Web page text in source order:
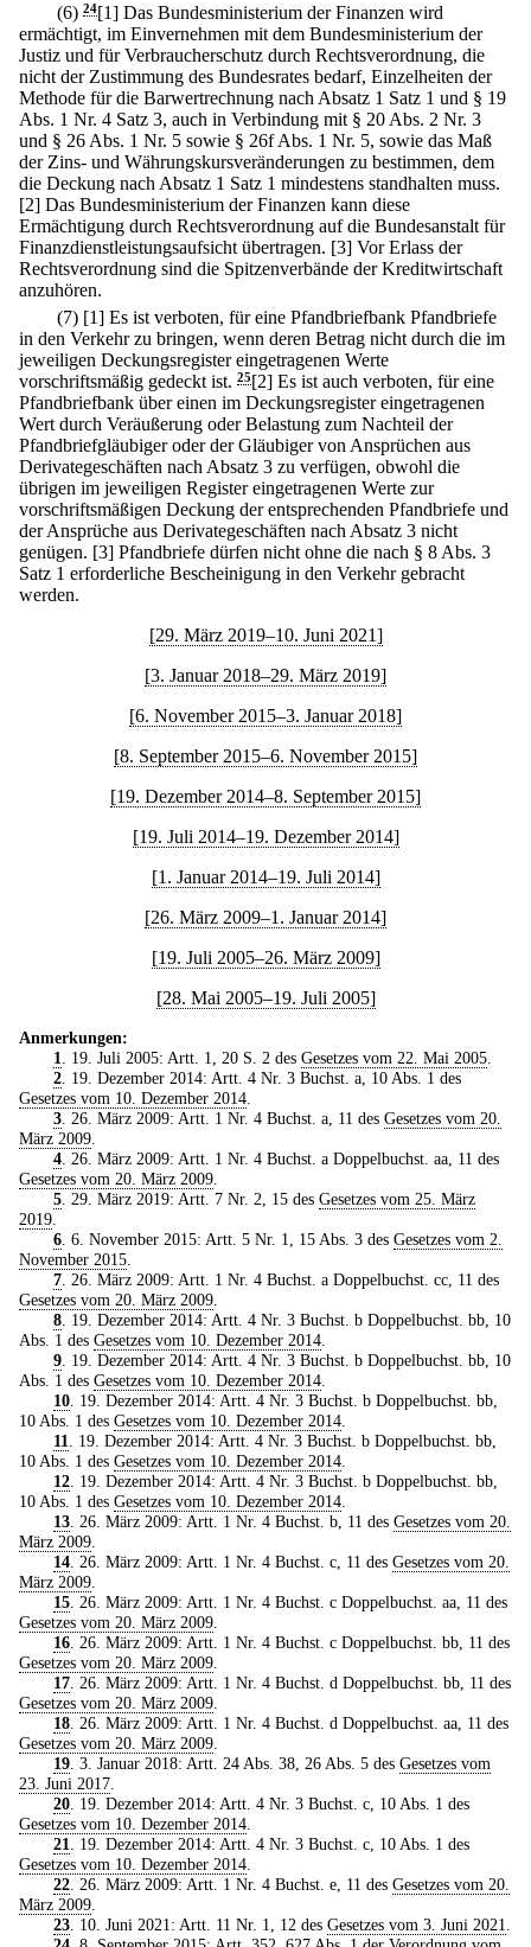
(6) 24[1] Das Bundesministerium der Finanzen wird
ermächtigt, im Einvernehmen mit dem Bundesministerium der
Justiz und für Verbraucherschutz durch Rechtsverordnung, die
nicht der Zustimmung des Bundesrates bedarf, Einzelheiten der
Methode für die Barwertrechnung nach Absatz 1 Satz 1 und § 19
Abs. 1 Nr. 4 Satz 3, auch in Verbindung mit § 20 Abs. 2 Nr. 3
und § 26 Abs. 1 Nr. 5 sowie § 26f Abs. 1 Nr. 5, sowie das Maß
der Zins- und Währungskursveränderungen zu bestimmen, dem
die Deckung nach Absatz 1 Satz 1 mindestens standhalten muss.
[2] Das Bundesministerium der Finanzen kann diese
Ermächtigung durch Rechtsverordnung auf die Bundesanstalt für
Finanzdienstleistungsaufsicht übertragen. [3] Vor Erlass der
Rechtsverordnung sind die Spitzenverbände der Kreditwirtschaft
anzuhören.
(7) [1] Es ist verboten, für eine Pfandbriefbank Pfandbriefe
in den Verkehr zu bringen, wenn deren Betrag nicht durch die im
jeweiligen Deckungsregister eingetragenen Werte
vorschriftsmäßig gedeckt ist. 25[2] Es ist auch verboten, für eine
Pfandbriefbank über einen im Deckungsregister eingetragenen
Wert durch Veräußerung oder Belastung zum Nachteil der
Pfandbriefgläubiger oder der Gläubiger von Ansprüchen aus
Derivategeschäften nach Absatz 3 zu verfügen, obwohl die
übrigen im jeweiligen Register eingetragenen Werte zur
vorschriftsmäßigen Deckung der entsprechenden Pfandbriefe und
der Ansprüche aus Derivategeschäften nach Absatz 3 nicht
genügen. [3] Pfandbriefe dürfen nicht ohne die nach § 8 Abs. 3
Satz 1 erforderliche Bescheinigung in den Verkehr gebracht
werden.
[29. März 2019–10. Juni 2021]
[3. Januar 2018–29. März 2019]
[6. November 2015–3. Januar 2018]
[8. September 2015–6. November 2015]
[19. Dezember 2014–8. September 2015]
[19. Juli 2014–19. Dezember 2014]
[1. Januar 2014–19. Juli 2014]
[26. März 2009–1. Januar 2014]
[19. Juli 2005–26. März 2009]
[28. Mai 2005–19. Juli 2005]
Anmerkungen:
1
. 19. Juli 2005: Artt. 1, 20 S. 2 des Gesetzes vom 22. Mai 2005.
2. 19. Dezember 2014: Artt. 4 Nr. 3 Buchst. a, 10 Abs. 1 des
Gesetzes vom 10. Dezember 2014
3. 26. März 2009: Artt. 1 Nr. 4 Buchst. a, 11 des Gesetzes vom 20.
März 2009
4. 26. März 2009: Artt. 1 Nr. 4 Buchst. a Doppelbuchst. aa, 11 des
Gesetzes vom 20. März 2009
5. 29. März 2019: Artt. 7 Nr. 2, 15 des Gesetzes vom 25. März
2019
6. 6. November 2015: Artt. 5 Nr. 1, 15 Abs. 3 des Gesetzes vom 2.
November 2015
7. 26. März 2009: Artt. 1 Nr. 4 Buchst. a Doppelbuchst. cc, 11 des
Gesetzes vom 20. März 2009
8. 19. Dezember 2014: Artt. 4 Nr. 3 Buchst. b Doppelbuchst. bb, 10
Abs. 1 des Gesetzes vom 10. Dezember 2014
9. 19. Dezember 2014: Artt. 4 Nr. 3 Buchst. b Doppelbuchst. bb, 10
Abs. 1 des Gesetzes vom 10. Dezember 2014
10. 19. Dezember 2014: Artt. 4 Nr. 3 Buchst. b Doppelbuchst. bb,
10 Abs. 1 des Gesetzes vom 10. Dezember 2014
11
. 19. Dezember 2014: Artt. 4 Nr. 3 Buchst. b Doppelbuchst. bb,
10 Abs. 1 des Gesetzes vom 10. Dezember 2014
12. 19. Dezember 2014: Artt. 4 Nr. 3 Buchst. b Doppelbuchst. bb,
10 Abs. 1 des Gesetzes vom 10. Dezember 2014
13. 26. März 2009: Artt. 1 Nr. 4 Buchst. b, 11 des Gesetzes vom 20.
März 2009
14. 26. März 2009: Artt. 1 Nr. 4 Buchst. c, 11 des Gesetzes vom 20.
März 2009
15. 26. März 2009: Artt. 1 Nr. 4 Buchst. c Doppelbuchst. aa, 11 des
Gesetzes vom 20. März 2009
16. 26. März 2009: Artt. 1 Nr. 4 Buchst. c Doppelbuchst. bb, 11 des
Gesetzes vom 20. März 2009
17. 26. März 2009: Artt. 1 Nr. 4 Buchst. d Doppelbuchst. bb, 11 des
Gesetzes vom 20. März 2009
18. 26. März 2009: Artt. 1 Nr. 4 Buchst. d Doppelbuchst. aa, 11 des
Gesetzes vom 20. März 2009
19. 3. Januar 2018: Artt. 24 Abs. 38, 26 Abs. 5 des Gesetzes vom
23. Juni 2017
20. 19. Dezember 2014: Artt. 4 Nr. 3 Buchst. c, 10 Abs. 1 des
Gesetzes vom 10. Dezember 2014
21
. 19. Dezember 2014: Artt. 4 Nr. 3 Buchst. c, 10 Abs. 1 des
Gesetzes vom 10. Dezember 2014
22. 26. März 2009: Artt. 1 Nr. 4 Buchst. e, 11 des Gesetzes vom 20.
März 2009
23. 10. Juni 2021: Artt. 11 Nr. 1, 12 des Gesetzes vom 3. Juni 2021